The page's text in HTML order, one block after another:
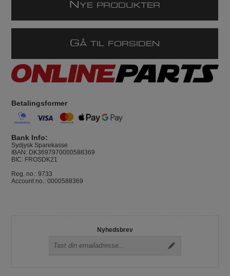
N YE PRODUKTER
GÅ TIL FORSIDEN
Betalingsformer
Bank Info:
Sydjysk Sparekasse
IBAN: DK3697970000588369
BIC: FROSDK21
Reg. no.: 9733
Account no.: 0000588369
Nyhedsbrev